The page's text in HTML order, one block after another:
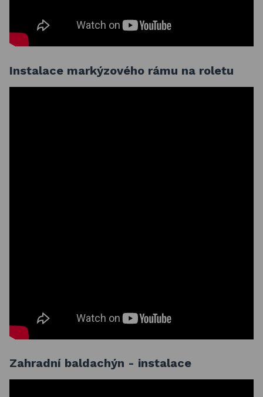
Instalace markýzového rámu na roletu
Zahradní baldachýn - instalace